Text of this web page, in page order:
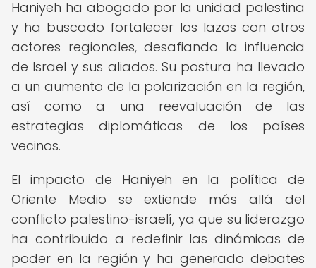
Haniyeh ha abogado por la unidad palestina
y ha buscado fortalecer los lazos con otros
actores regionales, desafiando la influencia
de Israel y sus aliados. Su postura ha llevado
a un aumento de la polarización en la región,
así como a una reevaluación de las
estrategias diplomáticas de los países
vecinos.
El impacto de Haniyeh en la política de
Oriente Medio se extiende más allá del
conflicto palestino-israelí, ya que su liderazgo
ha contribuido a redefinir las dinámicas de
poder en la región y ha generado debates